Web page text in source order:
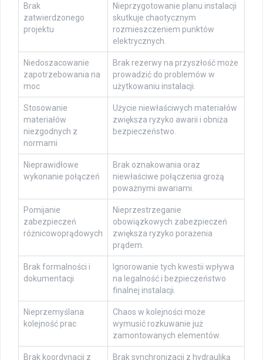
Brak
zatwierdzonego
projektu
Nieprzygotowanie planu instalacji
skutkuje chaotycznym
rozmieszczeniem punktów
elektrycznych.
Niedoszacowanie
zapotrzebowania na
moc
Brak rezerwy na przyszłość może
prowadzić do problemów w
użytkowaniu instalacji.
Stosowanie
materiałów
niezgodnych z
normami
Użycie niewłaściwych materiałów
zwiększa ryzyko awarii i obniża
bezpieczeństwo.
Nieprawidłowe
wykonanie połączeń
Brak oznakowania oraz
niewłaściwe połączenia grożą
poważnymi awariami.
Pomijanie
zabezpieczeń
różnicowoprądowych
Nieprzestrzeganie
obowiązkowych zabezpieczeń
zwiększa ryzyko porażenia
prądem.
Brak formalności i
dokumentacji
Ignorowanie tych kwestii wpływa
na legalność i bezpieczeństwo
finalnej instalacji.
Nieprzemyślana
kolejność prac
Chaos w kolejności może
wymusić rozkuwanie już
zamontowanych elementów.
Brak koordynacji z Brak synchronizacji z hydrauliką